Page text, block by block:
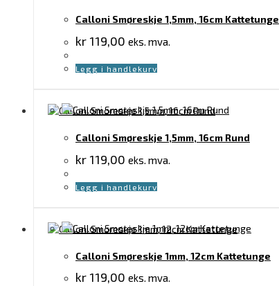
Calloni Smøreskje 1,5mm, 16cm Kattetunge
kr 119,00 eks. mva.
Legg i handlekurv
Calloni Smøreskje 1,5mm, 16cm Rund
kr 119,00 eks. mva.
Legg i handlekurv
Calloni Smøreskje 1mm, 12cm Kattetunge
kr 119,00 eks. mva.